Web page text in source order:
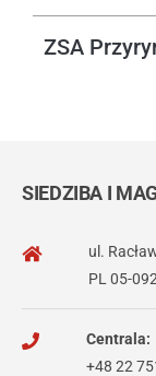
ZSA
SIEDZIBA I
ul.
PL 05-
Centrala:
+48 22